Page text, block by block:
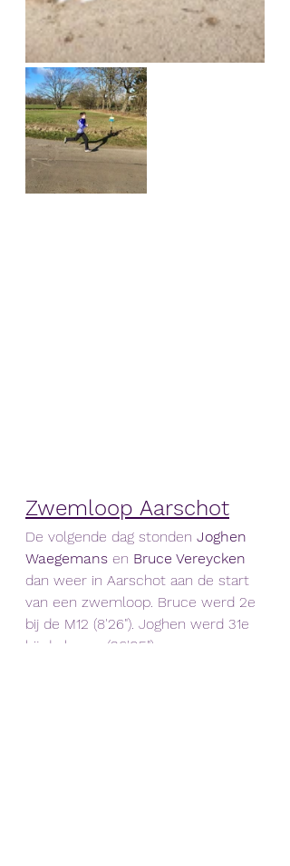
Zwemloop Aarschot
De volgende dag stonden Joghen
Waegemans en Bruce Vereycken
dan weer in Aarschot aan de start
van een zwemloop. Bruce werd 2e
bij de M12 (8'26"). Joghen werd 31e
bij de heren (36'05").